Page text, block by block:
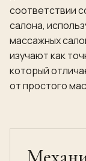
соответствии
салона,
массажных
изучают как
который
от простого